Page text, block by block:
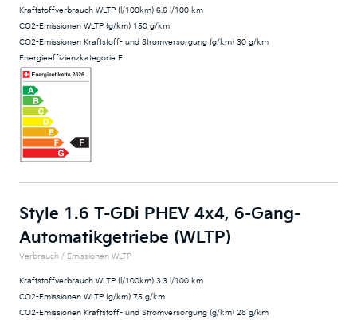
Kraftstoffverbrauch WLTP (l/100km) 6.6 l/100 km
CO2-Emissionen WLTP (g/km) 150 g/km
CO2-Emissionen Kraftstoff- und Stromversorgung (g/km) 30 g/km
Energieeffizienzkategorie F
Style 1.6 T-GDi PHEV 4x4, 6-Gang-
Automatikgetriebe (WLTP)
Verbrauch / Emissionen WLTP
Kraftstoffverbrauch WLTP (l/100km) 3.3 l/100 km
CO2-Emissionen WLTP (g/km) 75 g/km
CO2-Emissionen Kraftstoff- und Stromversorgung (g/km) 28 g/km